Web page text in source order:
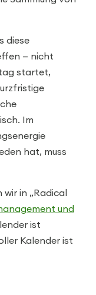
diese
— nicht
startet,
Im
hat, muss
in „Radical
und
ist
Kalender ist